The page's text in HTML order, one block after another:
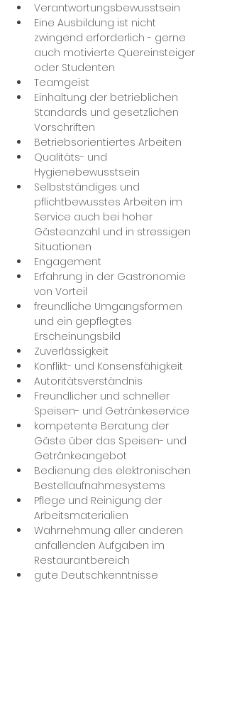
Verantwortungsbewusstsein
Eine Ausbildung ist nicht
zwingend erforderlich - gerne
auch motivierte Quereinsteiger
oder Studenten
Teamgeist
Einhaltung der betrieblichen
Standards und gesetzlichen
Vorschriften
Betriebsorientiertes Arbeiten
Qualitäts- und
Hygienebewusstsein
Selbstständiges und
pflichtbewusstes Arbeiten im
Service auch bei hoher
Gästeanzahl und in stressigen
Situationen
Engagement
Erfahrung in der Gastronomie
von Vorteil
freundliche Umgangsformen
und ein gepflegtes
Erscheinungsbild
Zuverlässigkeit
Konflikt- und Konsensfähigkeit
Autoritätsverständnis
Freundlicher und schneller
Speisen- und Getränkeservice
kompetente Beratung der
Gäste über das Speisen- und
Getränkeangebot
Bedienung des elektronischen
Bestellaufnahmesystems
Pflege und Reinigung der
Arbeitsmaterialien
Wahrnehmung aller anderen
anfallenden Aufgaben im
Restaurantbereich
gute Deutschkenntnisse